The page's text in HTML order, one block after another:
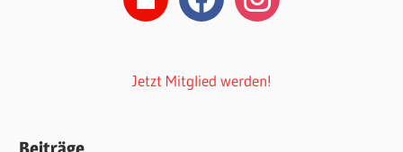
Jetzt Mitglied werden!